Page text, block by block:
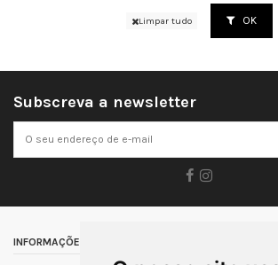
Limpar tudo OK
Subscreva a newsletter
INFORMAÇÕES